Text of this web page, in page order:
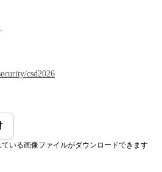
csd2026
いる画像ファイルがダウンロードできます